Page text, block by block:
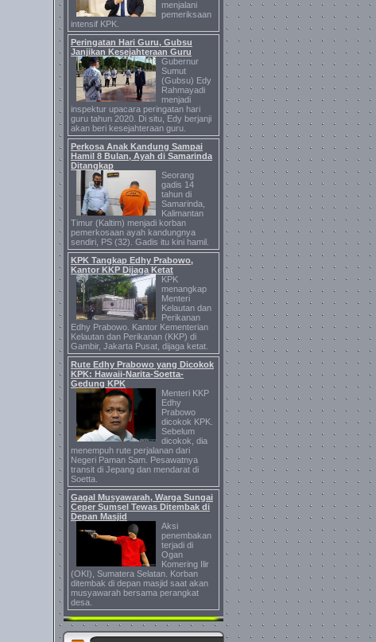
menjalani
pemeriksaan
intensif KPK.
Peringatan Hari Guru, Gubsu
Janjikan Kesejahteraan Guru
Gubernur
Sumut
(Gubsu) Edy
Rahmayadi
menjadi
inspektur upacara peringatan hari
guru tahun 2020. Di situ, Edy berjanji
akan beri kesejahteraan guru.
Perkosa Anak Kandung Sampai
Hamil 8 Bulan, Ayah di Samarinda
Ditangkap
Seorang
gadis 14
tahun di
Samarinda,
Kalimantan
Timur (Kaltim) menjadi korban
pemerkosaan ayah kandungnya
sendiri, PS (32). Gadis itu kini hamil.
KPK Tangkap Edhy Prabowo,
Kantor KKP Dijaga Ketat
KPK
menangkap
Menteri
Kelautan dan
Perikanan
Edhy Prabowo. Kantor Kementerian
Kelautan dan Perikanan (KKP) di
Gambir, Jakarta Pusat, dijaga ketat.
Rute Edhy Prabowo yang Dicokok
KPK: Hawaii-Narita-Soetta-
Gedung KPK
Menteri KKP
Edhy
Prabowo
dicokok KPK.
Sebelum
dicokok, dia
menempuh rute perjalanan dari
Negeri Paman Sam. Pesawatnya
transit di Jepang dan mendarat di
Soetta.
Gagal Musyawarah, Warga Sungai
Ceper Sumsel Tewas Ditembak di
Depan Masjid
Aksi
penembakan
terjadi di
Ogan
Komering Ilir
(OKI), Sumatera Selatan. Korban
ditembak di depan masjid saat akan
musyawarah bersama perangkat
desa.